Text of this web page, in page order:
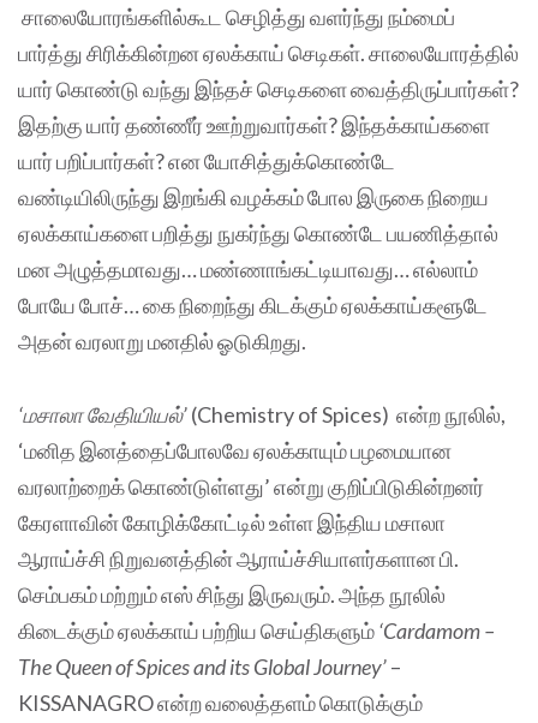
சாலையோரங்களில்கூட செழித்து வளர்ந்து நம்மைப்
பார்த்து சிரிக்கின்றன ஏலக்காய் செடிகள். சாலையோரத்தில்
யார் கொண்டு வந்து இந்தச் செடிகளை வைத்திருப்பார்கள்?
இதற்கு யார் தண்ணீர் ஊற்றுவார்கள்? இந்தக்காய்களை
யார் பறிப்பார்கள்? என யோசித்துக்கொண்டே
வண்டியிலிருந்து இறங்கி வழக்கம் போல இருகை நிறைய
ஏலக்காய்களை பறித்து நுகர்ந்து கொண்டே பயணித்தால்
மன அழுத்தமாவது… மண்ணாங்கட்டியாவது… எல்லாம்
போயே போச்… கை நிறைந்து கிடக்கும் ஏலக்காய்களூடே
அதன் வரலாறு மனதில் ஓடுகிறது.
‘மசாலா வேதியியல்’(Chemistry of Spices) என்ற நூலில்,
‘மனித இனத்தைப்போலவே ஏலக்காயும் பழமையான
வரலாற்றைக் கொண்டுள்ளது’ என்று குறிப்பிடுகின்றனர்
கேரளாவின் கோழிக்கோட்டில் உள்ள இந்திய மசாலா
ஆராய்ச்சி நிறுவனத்தின் ஆராய்ச்சியாளர்களான பி.
செம்பகம் மற்றும் எஸ் சிந்து இருவரும். அந்த நூலில்
கிடைக்கும் ஏலக்காய் பற்றிய செய்திகளும்‘Cardamom –
The Queen of Spices and its Global Journey’–
KISSANAGRO என்ற வலைத்தளம் கொடுக்கும்